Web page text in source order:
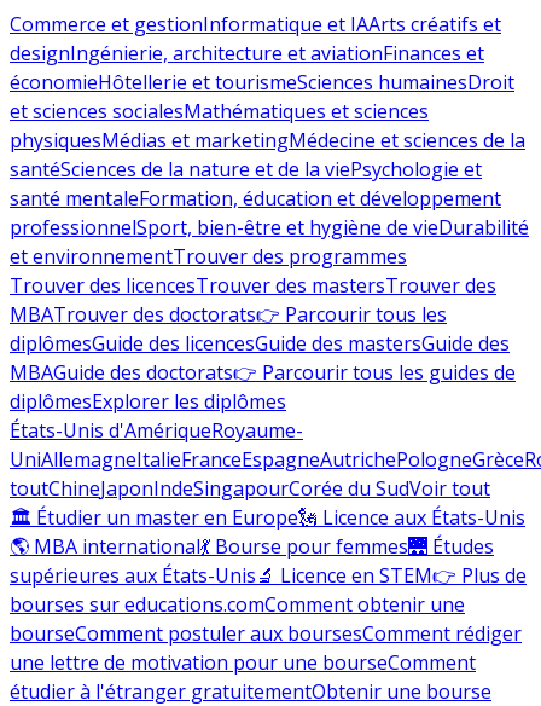
Commerce et gestionInformatique et IAArts créatifs et
designIngénierie, architecture et aviationFinances et
économieHôtellerie et tourismeSciences humainesDroit
et sciences socialesMathématiques et sciences
physiquesMédias et marketingMédecine et sciences de la
santéSciences de la nature et de la viePsychologie et
santé mentaleFormation, éducation et développement
professionnelSport, bien-être et hygiène de vieDurabilité
et environnementTrouver des programmes
Trouver des licencesTrouver des mastersTrouver des
MBATrouver des doctorats👉 Parcourir tous les
diplômesGuide des licencesGuide des mastersGuide des
MBAGuide des doctorats👉 Parcourir tous les guides de
diplômesExplorer les diplômes
États-Unis d'AmériqueRoyaume-
UniAllemagneItalieFranceEspagneAutrichePologneGrèce
toutChineJaponIndeSingapourCorée du SudVoir tout
🏛 Étudier un master en Europe🗽 Licence aux États-Unis
🌎 MBA international💃 Bourse pour femmes🌉 Études
supérieures aux États-Unis🔬 Licence en STEM👉 Plus de
bourses sur educations.comComment obtenir une
bourseComment postuler aux boursesComment rédiger
une lettre de motivation pour une bourseComment
étudier à l'étranger gratuitementObtenir une bourse